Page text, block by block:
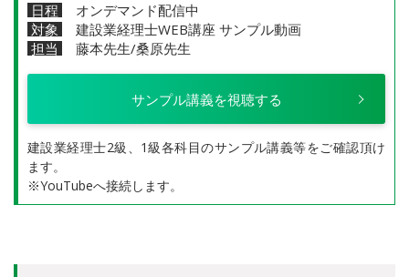
日程
オンデマンド配信中
対象
建設業経理士WEB講座 サンプル動画
担当
藤本先生/桑原先生
サンプル講義を視聴する
建設業経理士2級、1級各科目のサンプル講義等をご確認頂け
ます。
※YouTubeへ接続します。